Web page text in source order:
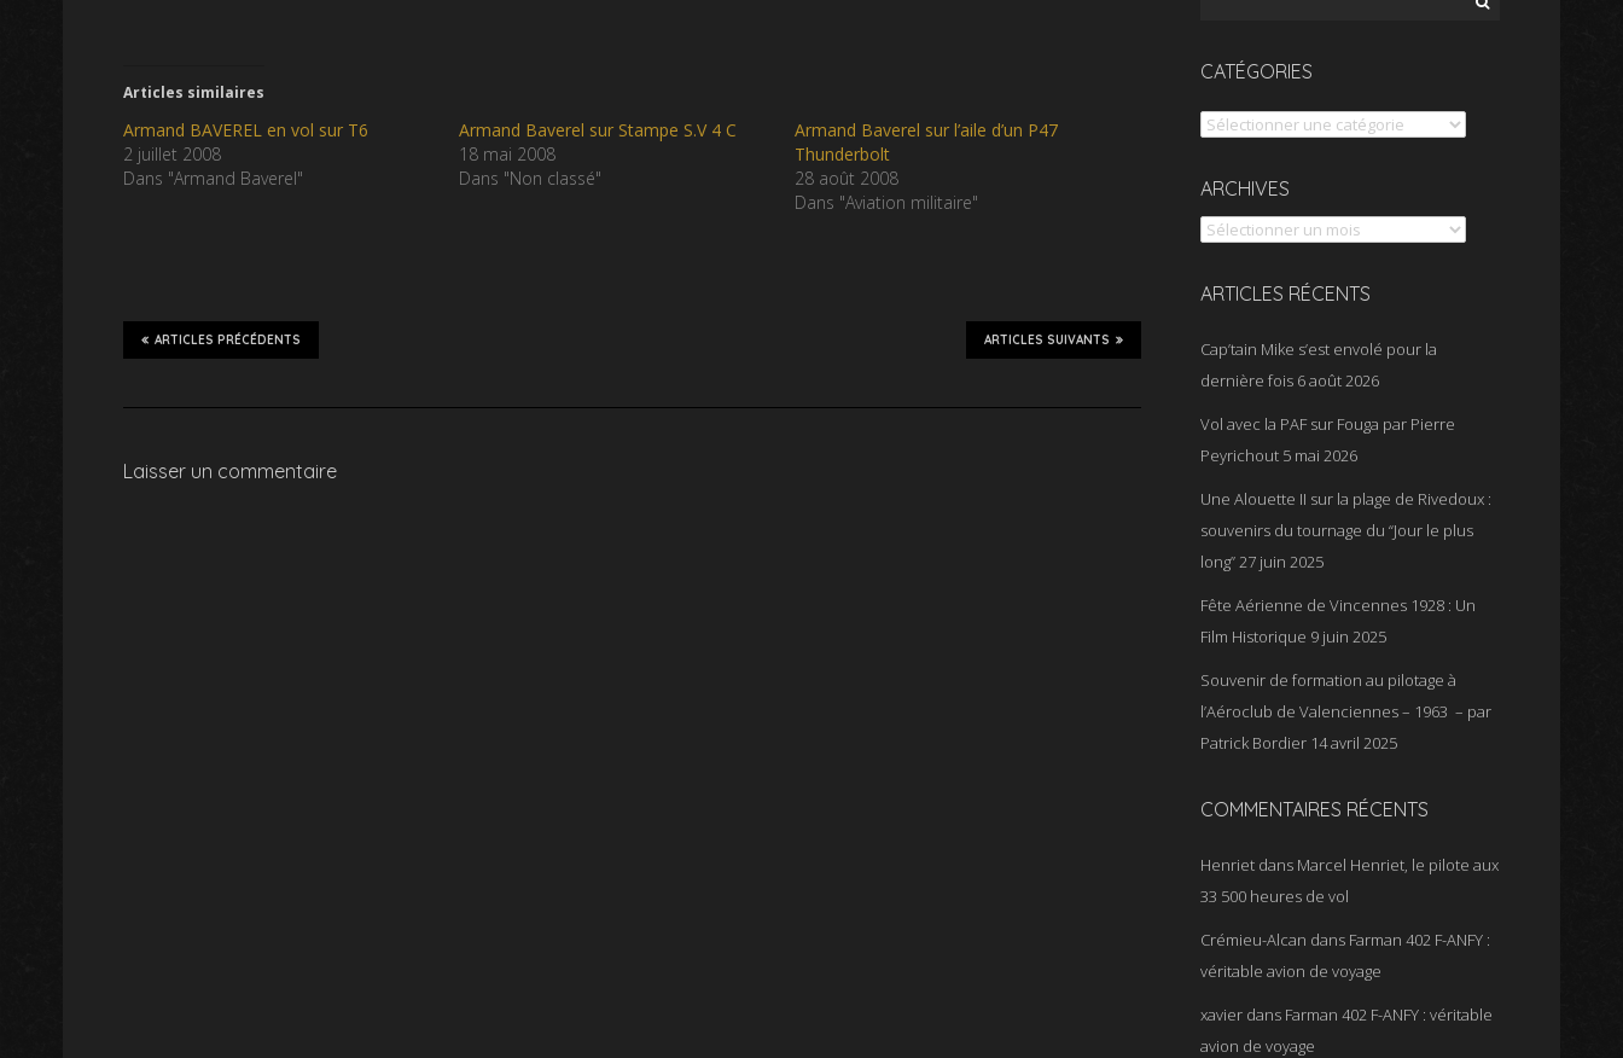
Articles similaires
Armand BAVEREL en vol sur T6
2 juillet 2008
Dans "Armand Baverel"
Armand Baverel sur Stampe S.V 4 C
18 mai 2008
Dans "Non classé"
Armand Baverel sur l’aile d’un P47
Thunderbolt
28 août 2008
Dans "Aviation militaire"
ARTICLES SUIVANTS
ARTICLES PRÉCÉDENTS
Laisser un commentaire
CATÉGORIES
Catégories
ARCHIVES
Archives
ARTICLES RÉCENTS
Cap’tain Mike s’est envolé pour la
dernière fois 6 août 2026
Vol avec la PAF sur Fouga par Pierre
Peyrichout 5 mai 2026
Une Alouette II sur la plage de Rivedoux :
souvenirs du tournage du “Jour le plus
long”27 juin 2025
Fête Aérienne de Vincennes 1928 : Un
Film Historique 9 juin 2025
Souvenir de formation au pilotage à
l’Aéroclub de Valenciennes – 1963 – par
Patrick Bordier 14 avril 2025
COMMENTAIRES RÉCENTS
Henriet dans Marcel Henriet, le pilote aux
33 500 heures de vol
Crémieu-Alcan dans Farman 402 F-ANFY :
véritable avion de voyage
xavier dans Farman 402 F-ANFY : véritable
avion de voyage